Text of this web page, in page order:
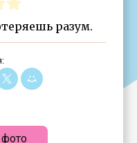
разум.
фото